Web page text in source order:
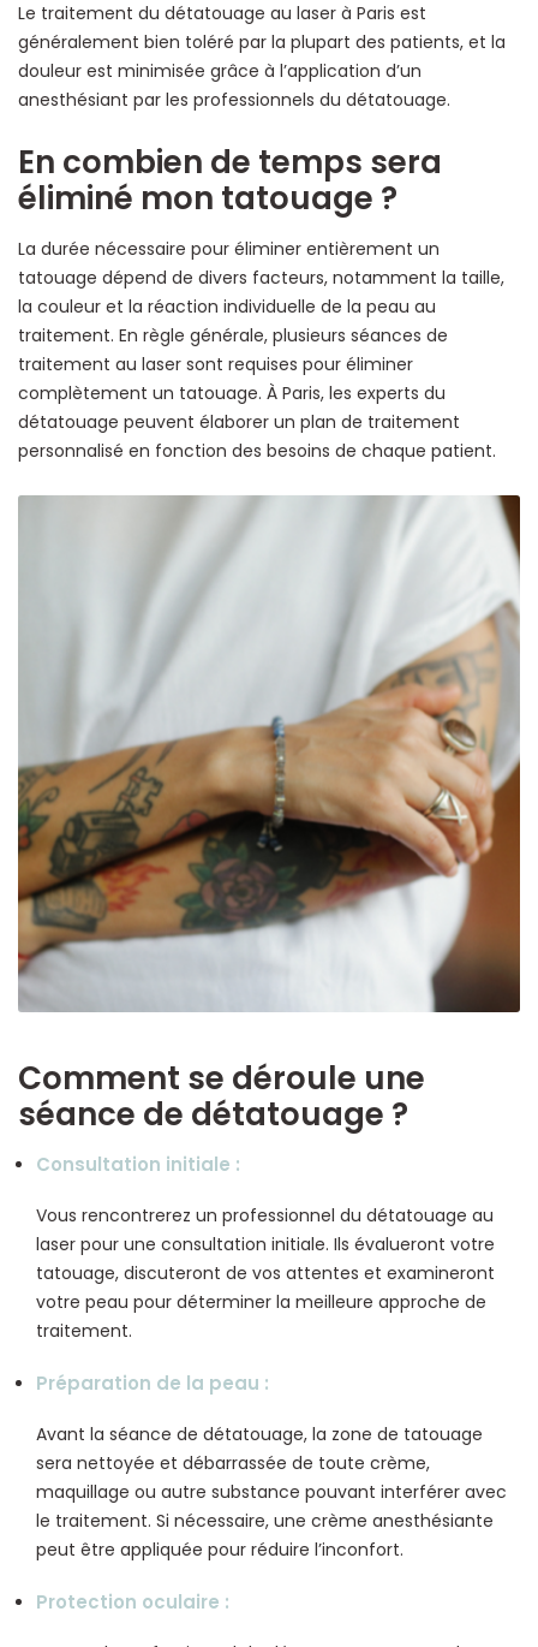
Le traitement du détatouage au laser à Paris est
généralement bien toléré par la plupart des patients, et la
douleur est minimisée grâce à l’application d’un
anesthésiant par les professionnels du détatouage.
En combien de temps sera
éliminé mon tatouage ?
La durée nécessaire pour éliminer entièrement un
tatouage dépend de divers facteurs, notamment la taille,
la couleur et la réaction individuelle de la peau au
traitement. En règle générale, plusieurs séances de
traitement au laser sont requises pour éliminer
complètement un tatouage. À Paris, les experts du
détatouage peuvent élaborer un plan de traitement
personnalisé en fonction des besoins de chaque patient.
Comment se déroule une
séance de détatouage ?
Consultation initiale :
Vous rencontrerez un professionnel du détatouage au
laser pour une consultation initiale. Ils évalueront votre
tatouage, discuteront de vos attentes et examineront
votre peau pour déterminer la meilleure approche de
traitement.
Préparation de la peau :
Avant la séance de détatouage, la zone de tatouage
sera nettoyée et débarrassée de toute crème,
maquillage ou autre substance pouvant interférer avec
le traitement. Si nécessaire, une crème anesthésiante
peut être appliquée pour réduire l’inconfort.
Protection oculaire :